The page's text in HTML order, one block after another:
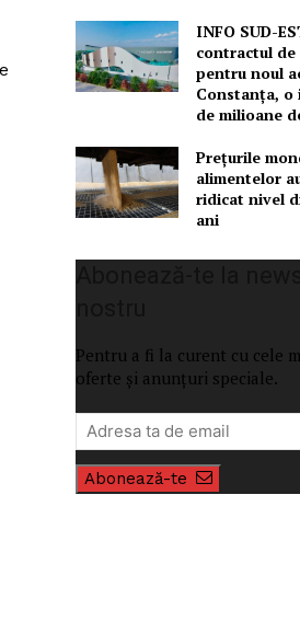
INFO SUD-
contractul
pentru noul
Constanța, o
de milioane
Prețurile
alimentelor
ridicat nivel
ani
Pentru a fi la curent cu cele
oferte și anunțuri speciale.
Abonează-te